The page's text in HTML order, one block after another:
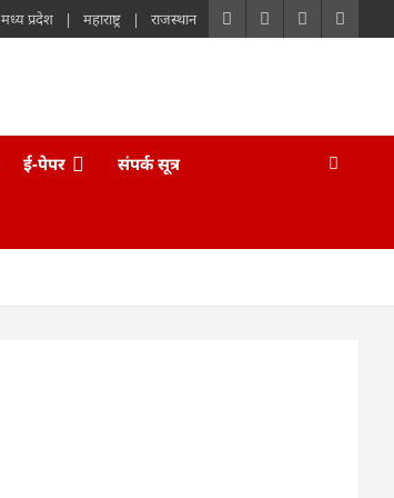
मध्य प्रदेश महाराष्ट्र राजस्थान
ई-पेपर संपर्क सूत्र